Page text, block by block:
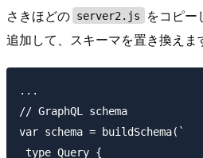
さきほどの server2.js
をコピー
追加して、スキーマを置き換えま
...
// GraphQL schema
var schema = buildSchema(`
type Query {